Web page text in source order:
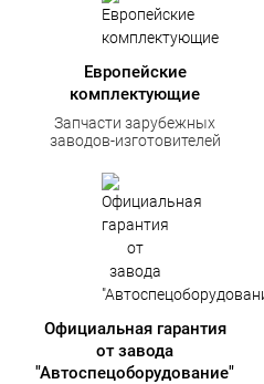
Европейские
комплектующие
Запчасти зарубежных
заводов-изготовителей
Официальная гарантия
от завода
"Автоспецоборудование"